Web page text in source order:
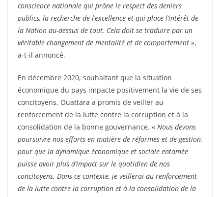
conscience nationale qui prône le respect des deniers
publics, la recherche de l’excellence et qui place l’intérêt de
la Nation au-dessus de tout. Cela doit se traduire par un
véritable changement de mentalité et de comportement »,
a-t-il annoncé.
En décembre 2020, souhaitant que la situation
économique du pays impacte positivement la vie de ses
concitoyens, Ouattara a promis de veiller au
renforcement de la lutte contre la corruption et à la
consolidation de la bonne gouvernance. « Nous devons
poursuivre nos efforts en matière de réformes et de gestion,
pour que la dynamique économique et sociale entamée
puisse avoir plus d’impact sur le quotidien de nos
concitoyens. Dans ce contexte, je veillerai au renforcement
de la lutte contre la corruption et à la consolidation de la